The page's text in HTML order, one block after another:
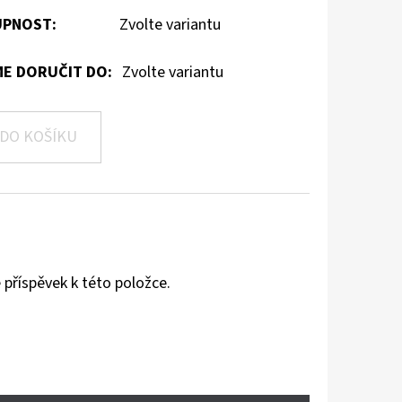
Zvolte variantu
DORUČIT DO: Zvolte variantu
KOŠÍKU
k této položce.